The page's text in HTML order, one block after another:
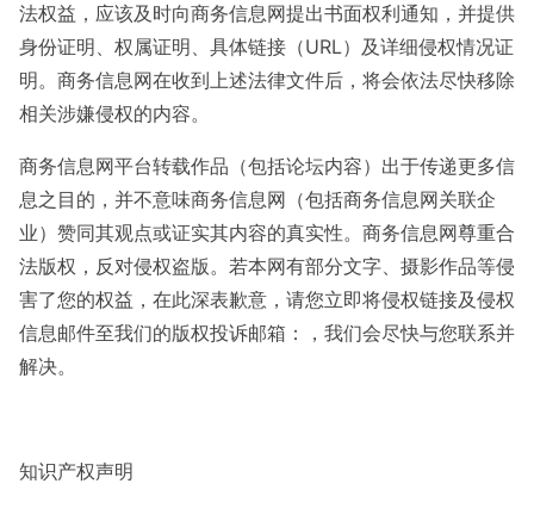
法权益，应该及时向商务信息网提出书面权利通知，并提供
身份证明、权属证明、具体链接（URL）及详细侵权情况证
明。商务信息网在收到上述法律文件后，将会依法尽快移除
相关涉嫌侵权的内容。
商务信息网平台转载作品（包括论坛内容）出于传递更多信
息之目的，并不意味商务信息网（包括商务信息网关联企
业）赞同其观点或证实其内容的真实性。商务信息网尊重合
法版权，反对侵权盗版。若本网有部分文字、摄影作品等侵
害了您的权益，在此深表歉意，请您立即将侵权链接及侵权
信息邮件至我们的版权投诉邮箱：，我们会尽快与您联系并
解决。
知识产权声明